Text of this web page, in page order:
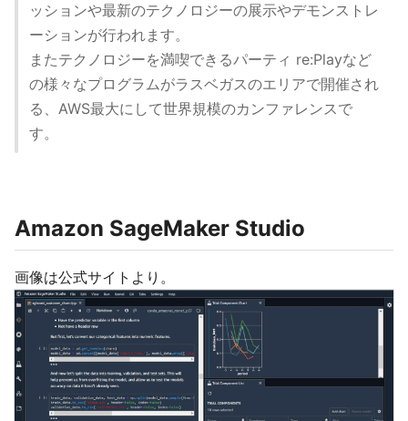
ッションや最新のテクノロジーの展示やデモンストレ
ーションが行われます。
またテクノロジーを満喫できるパーティ re:Playなど
の様々なプログラムがラスベガスのエリアで開催され
る、AWS最大にして世界規模のカンファレンスで
す。
Amazon SageMaker Studio
画像は公式サイトより。